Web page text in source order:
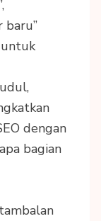
baru”
dengan
bagian